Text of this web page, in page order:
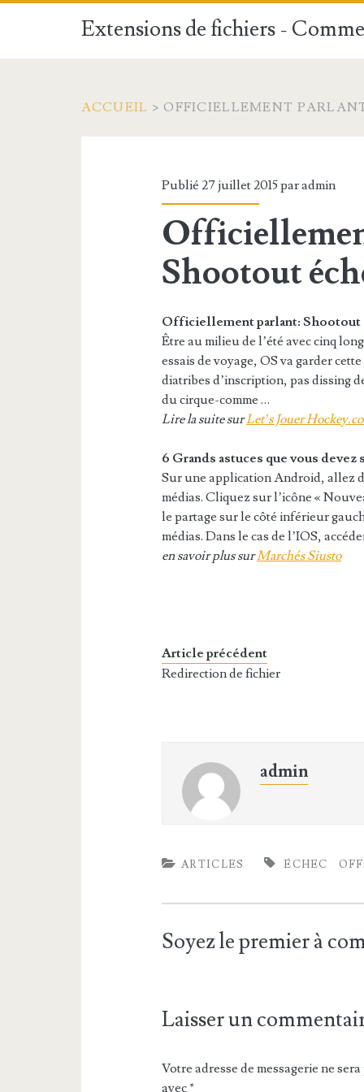
Extensions de fichiers -
ACCUEIL > OFFICIELLEMENT
Publié 27 juillet 2015 paradmin
Shootout
Officiellement parlant: Shootout
Être au milieu de l’été avec cinq
essais de voyage, OS va garder
diatribes d’inscription, pas dissing
du cirque-comme …
Lire la suite surLet’s Jouer
6 Grands astuces que vous
Sur une application Android, allez
médias. Cliquez sur l’icône «
le partage sur le côté inférieur
médias. Dans le cas de l’IOS,
en savoir plus surMarchés Siusto
Article précédent
Redirection de fichier
admin
ARTICLES ÉCHEC
Soyez le premier à
Laisser un
Votre adresse de messagerie ne
avec*